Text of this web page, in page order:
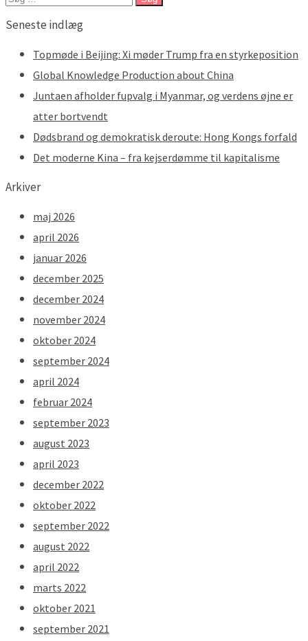
efter:
Seneste indlæg
Topmøde i Beijing: Xi møder Trump fra en styrkeposition
Global Knowledge Production about China
Juntaen afholder fupvalg i Myanmar, og verdens øjne er
atter bortvendt
Dødsbrand og demokratisk deroute: Hong Kongs forfald
Det moderne Kina – fra kejserdømme til kapitalisme
Arkiver
maj 2026
april 2026
januar 2026
december 2025
december 2024
november 2024
oktober 2024
september 2024
april 2024
februar 2024
september 2023
august 2023
april 2023
december 2022
oktober 2022
september 2022
august 2022
april 2022
marts 2022
oktober 2021
september 2021